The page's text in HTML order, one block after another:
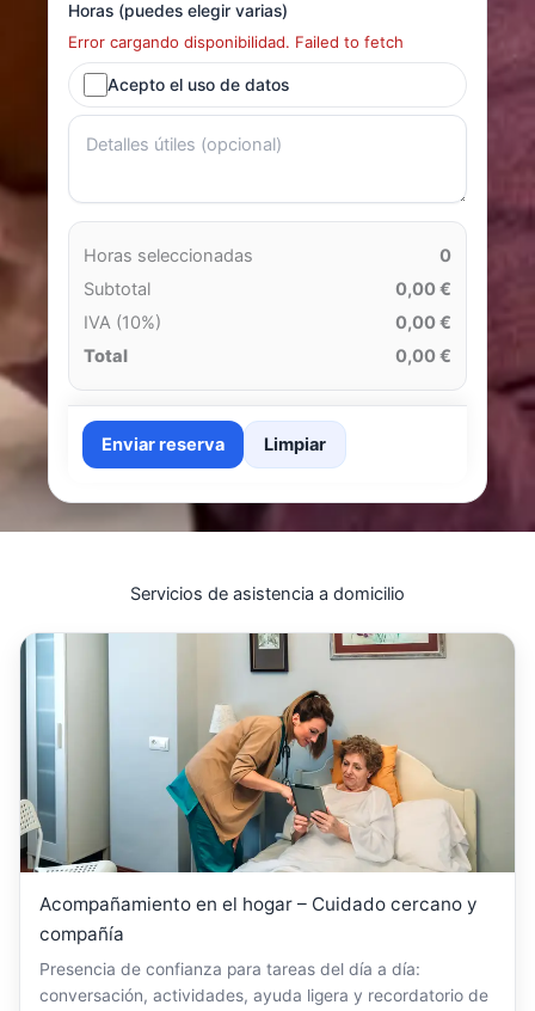
Horas (puedes elegir varias)
Error cargando disponibilidad. Failed to fetch
Acepto el uso de datos
Horas seleccionadas
0
Subtotal
0,00 €
IVA (10%)
0,00 €
Total
0,00 €
Enviar reserva Limpiar
Servicios de asistencia a domicilio
Acompañamiento en el hogar – Cuidado cercano y
compañía
Presencia de confianza para tareas del día a día:
conversación, actividades, ayuda ligera y recordatorio de